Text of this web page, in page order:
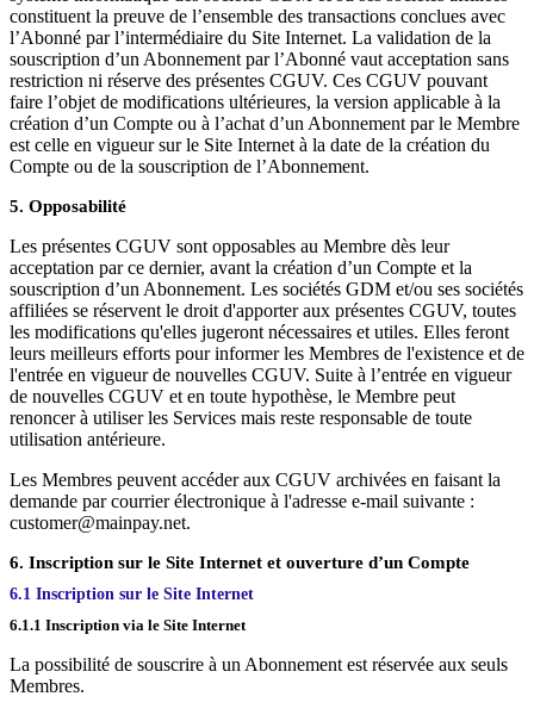
constituent la preuve de l’ensemble des transactions conclues avec
l’Abonné par l’intermédiaire du Site Internet. La validation de la
souscription d’un Abonnement par l’Abonné vaut acceptation sans
restriction ni réserve des présentes CGUV. Ces CGUV pouvant
faire l’objet de modifications ultérieures, la version applicable à la
création d’un Compte ou à l’achat d’un Abonnement par le Membre
est celle en vigueur sur le Site Internet à la date de la création du
Compte ou de la souscription de l’Abonnement.
5. Opposabilité
Les présentes CGUV sont opposables au Membre dès leur
acceptation par ce dernier, avant la création d’un Compte et la
souscription d’un Abonnement. Les sociétés GDM et/ou ses sociétés
affiliées se réservent le droit d'apporter aux présentes CGUV, toutes
les modifications qu'elles jugeront nécessaires et utiles. Elles feront
leurs meilleurs efforts pour informer les Membres de l'existence et de
l'entrée en vigueur de nouvelles CGUV. Suite à l’entrée en vigueur
de nouvelles CGUV et en toute hypothèse, le Membre peut
renoncer à utiliser les Services mais reste responsable de toute
utilisation antérieure.
Les Membres peuvent accéder aux CGUV archivées en faisant la
demande par courrier électronique à l'adresse e-mail suivante :
customer@mainpay.net.
6. Inscription sur le Site Internet et ouverture d’un Compte
6.1 Inscription sur le Site Internet
6.1.1 Inscription via le Site Internet
La possibilité de souscrire à un Abonnement est réservée aux seuls
Membres.